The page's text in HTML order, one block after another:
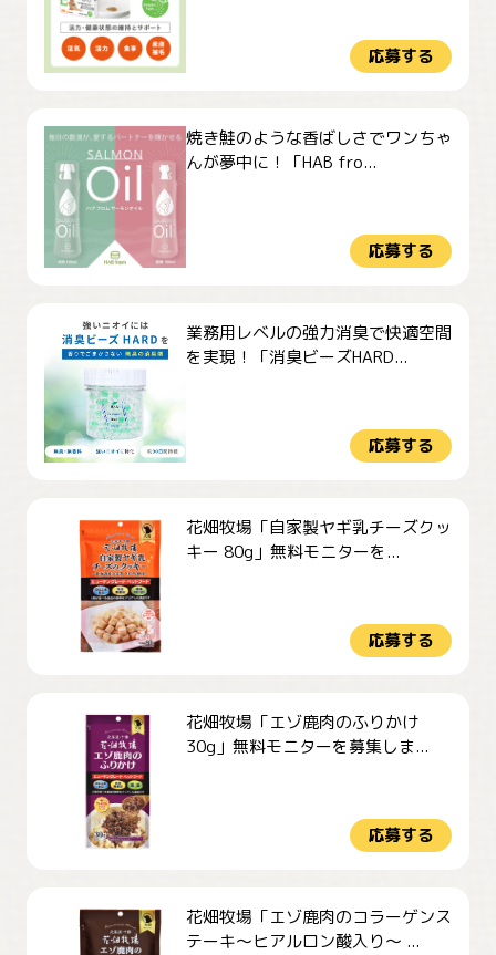
応募する
焼き鮭のような香ばしさでワンちゃ
んが夢中に！「HAB fro...
応募する
業務用レベルの強力消臭で快適空間
を実現！「消臭ビーズHARD...
応募する
花畑牧場「自家製ヤギ乳チーズクッ
キー 80g」無料モニターを...
応募する
花畑牧場「エゾ鹿肉のふりかけ
30g」無料モニターを募集しま...
応募する
花畑牧場「エゾ鹿肉のコラーゲンス
テーキ～ヒアルロン酸入り～ ...